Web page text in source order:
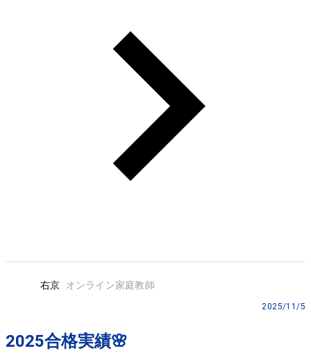
右京 オンライン家庭教師
2025/11/5
2025合格実績🌸